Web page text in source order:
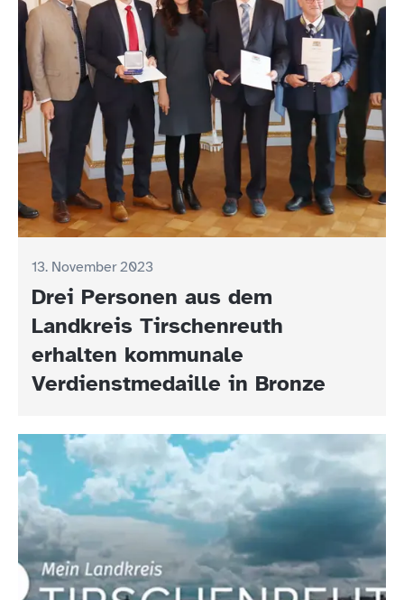
13. November 2023
Drei Personen aus dem
Landkreis Tirschenreuth
erhalten kommunale
Verdienstmedaille in Bronze